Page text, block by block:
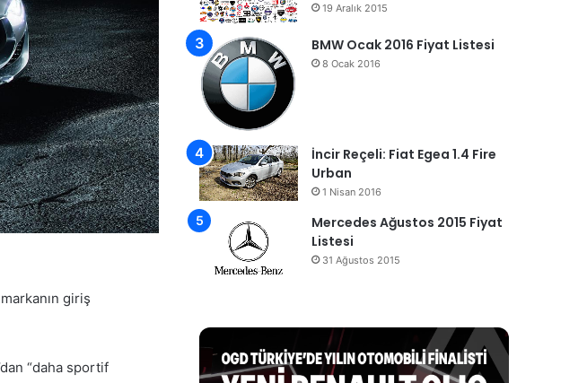
giriş
“daha sportif
19 Aralık 2015
BMW Ocak 2016 Fiyat Listesi
8 Ocak 2016
İncir Reçeli: Fiat Egea 1.4 Fire
Urban
1 Nisan 2016
Mercedes Ağustos 2015 Fiyat
Listesi
31 Ağustos 2015